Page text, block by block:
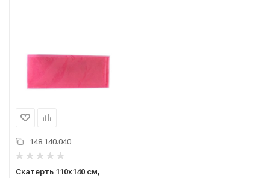
148.140.040
Скатерть 110х140 см,